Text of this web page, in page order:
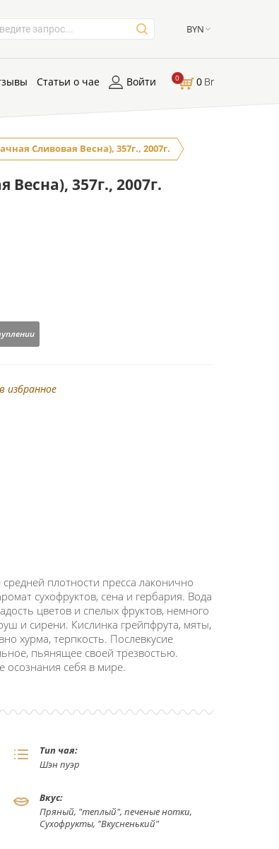
BYN
Статьи о чае Войти 0 0 Br
Сливовая Весна), 357г., 2007г.
357г., 2007г.
избранное
плотности пресса лаконично
сухофруктов, сена и гербария. Вода
цветов и спелых фруктов, немного
и сирени. Кислинка грейпфрута, мяты,
хурма, терпкость. Послевкусие
пьянящее своей трезвостью.
осознания себя в мире.
Тип чая:
Шэн пуэр
Вкус:
Пряный, "теплый", печеные нотки,
Сухофрукты, "Вкусненький"